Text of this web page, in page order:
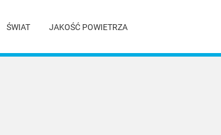
ŚWIAT JAKOŚĆ POWIETRZA